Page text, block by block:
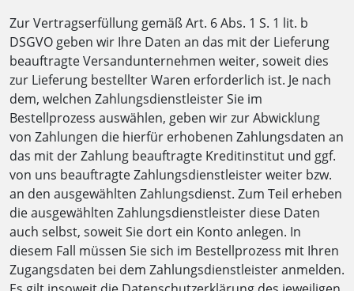
Zur Vertragserfüllung gemäß Art. 6 Abs. 1 S. 1 lit. b
DSGVO geben wir Ihre Daten an das mit der Lieferung
beauftragte Versandunternehmen weiter, soweit dies
zur Lieferung bestellter Waren erforderlich ist. Je nach
dem, welchen Zahlungsdienstleister Sie im
Bestellprozess auswählen, geben wir zur Abwicklung
von Zahlungen die hierfür erhobenen Zahlungsdaten an
das mit der Zahlung beauftragte Kreditinstitut und ggf.
von uns beauftragte Zahlungsdienstleister weiter bzw.
an den ausgewählten Zahlungsdienst. Zum Teil erheben
die ausgewählten Zahlungsdienstleister diese Daten
auch selbst, soweit Sie dort ein Konto anlegen. In
diesem Fall müssen Sie sich im Bestellprozess mit Ihren
Zugangsdaten bei dem Zahlungsdienstleister anmelden.